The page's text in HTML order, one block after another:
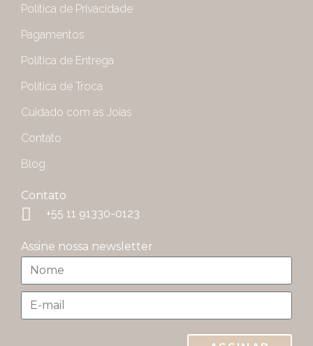
Política de Privacidade
Pagamentos
Política de Entrega
Política de Troca
Cuidado com as Joias
Contato
Blog
Contato
+55 11 91330-0123
Assine nossa newsletter